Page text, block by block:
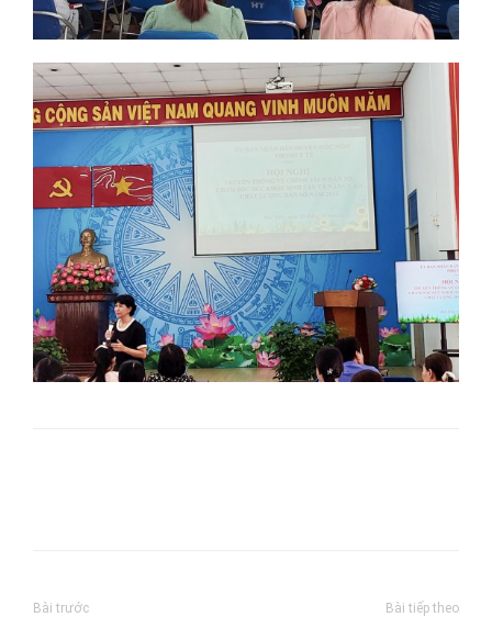
Bài trước Bài tiếp theo